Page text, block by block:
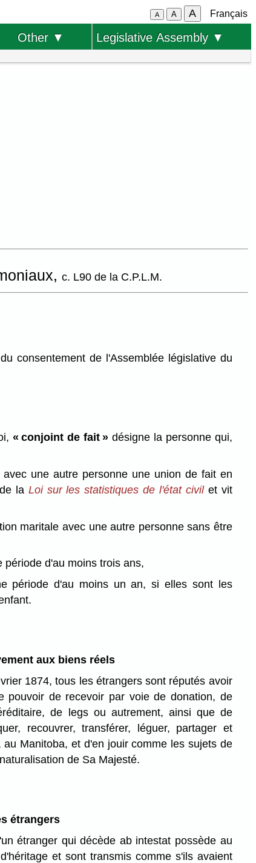
A A A Français
Other ▼ Legislative Assembly ▼
c. L90 de la C.P.L.M.
consentement de l'Assemblée législative du
« conjoint de fait »désigne la personne qui,
une autre personne une union de fait en
la Loi sur les statistiques de l'état civilet vit
maritale avec une autre personne sans être
période d'au moins trois ans,
période d'au moins un an, si elles sont les
aux biens réels
1874, tous les étrangers sont réputés avoir
pouvoir de recevoir par voie de donation, de
de legs ou autrement, ainsi que de
recouvrer, transférer, léguer, partager et
Manitoba, et d'en jouir comme les sujets de
de Sa Majesté.
étrangers
étranger qui décède ab intestat possède au
et sont transmis comme s'ils avaient